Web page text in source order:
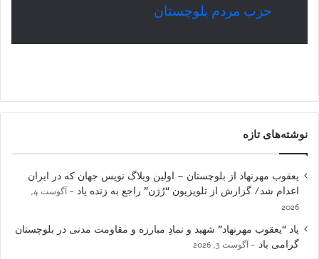
حزب مردم بلوچستان
نوشته‌های تازه
یعقوب مهرنهاد از بلوچستان – اولین وبلاگ نویس جهان که در ایران
اعدام شد/ گزارش از تلویزیون “رُژن” راجع به زنده یاد
آگوست 4,
2026
یاد “یعقوب مهرنهاد” شهید و نمادِ مبارزه و مقاومت مدنی در بلوچستان
گرامی باد
آگوست 3, 2026